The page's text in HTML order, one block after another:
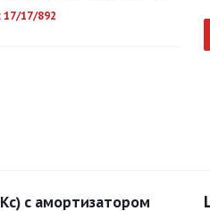
17/17/892
с амортизатором